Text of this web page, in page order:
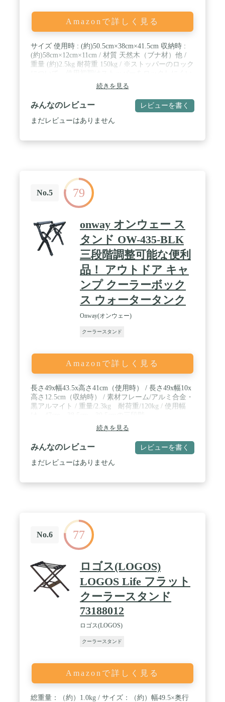
Amazonで詳しく見る
サイズ 使用時 : (約)50.5cm×38cm×41.5cm 収納時 :
(約)58cm×12cm×11cm / 材質 天然木（ブナ材）他 /
重量 (約)2.5kg 耐荷重 150kg / ※ストッパーのロック
場合があります。そのような時は、【脚を内側もし
くは外側に広げ、調整することでストッパーをロッ
ク】することができます。また、こちらは使用頻度
が増えることでスムーズにロックできるようになり
ます。製品の性質上、天板や木製フレームにムラや
続きを見る
みんなのレビュー レビューを書く
まだレビューはありません
No.5 79
onway オンウェー ス
タンド OW-435-BLK
三段階調整可能な便利
品！ アウトドア キャ
ンプ クーラーボック
ス ウォータータンク
Onway(オンウェー)
クーラースタンド
Amazonで詳しく見る
長さ49x幅43.5x高さ41cm（使用時） / 長さ49x幅10x
高さ12.5cm（収納時） / 素材フレーム/アルミ合金・
黒アルマイト / 重量/2.3kg 耐荷重/120kg / 使用幅
続きを見る
みんなのレビュー レビューを書く
まだレビューはありません
No.6 77
ロゴス(LOGOS)
LOGOS Life フラット
クーラースタンド
73188012
ロゴス(LOGOS)
クーラースタンド
Amazonで詳しく見る
総重量：（約）1.0kg / サイズ：（約）幅49.5×奥行